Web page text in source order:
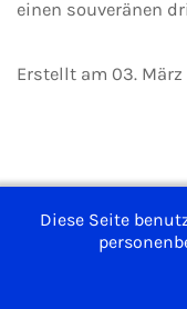
einen souveränen
Erstellt am 03. März
Diese Seite